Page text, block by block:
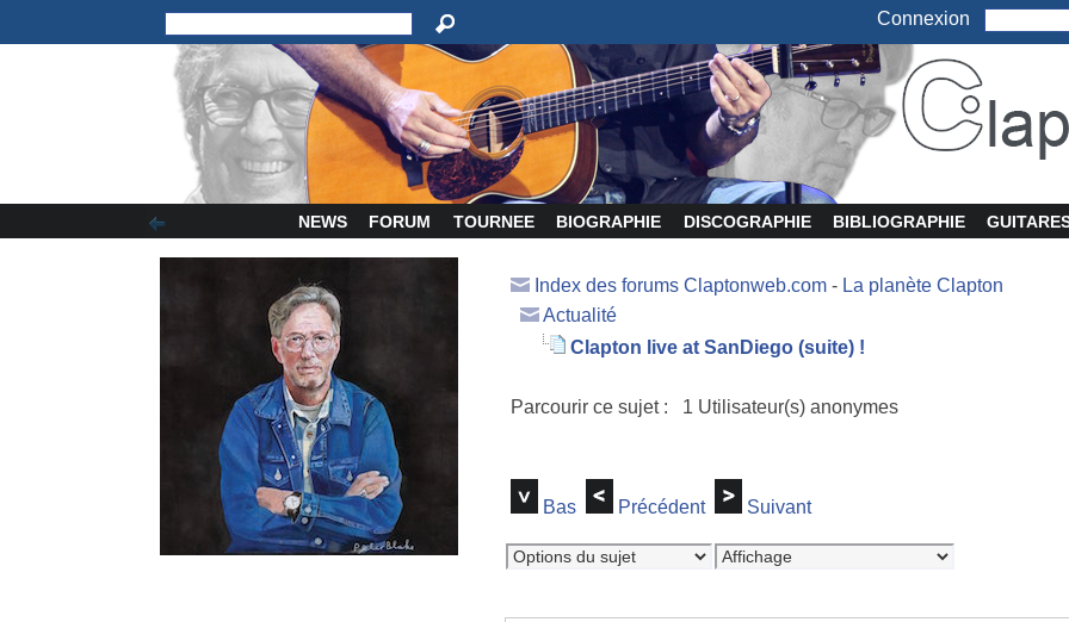
Connexion
NEWS FORUM TOURNEE BIOGRAPHIE DISCOGRAPHIE BIBLIOGRAPHIE
Index des forums Claptonweb.com - La planète Clapton
Actualité
Clapton live at SanDiego (suite) !
Parcourir ce sujet : 1 Utilisateur(s) anonymes
Bas Précédent Suivant